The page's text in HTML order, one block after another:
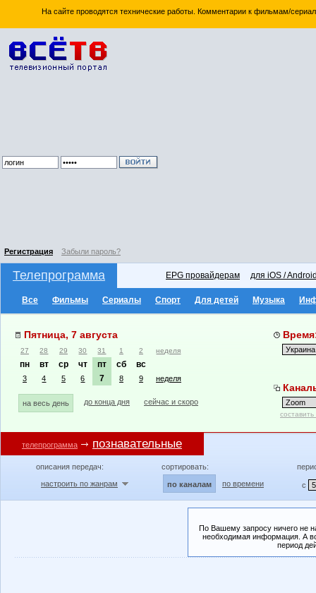
На сайте проводятся технические работы. Комментарии к фильмам/
Регистрация Забыли пароль?
Телепрограмма EPG провайдерам для iOS /
Все Фильмы Сериалы Спорт Для детей Музыка
Пятница, 7 августа
27 28 29 30 31 1 2 неделя
пн вт ср чт пт сб вс
3 4 5 6 7 8 9 неделя
на весь день до конца дня сейчас и скоро
телепрограмма познавательные
описания передач:
настроить по жанрам
сортировать:
по каналам по времени с
По Вашему запросу ничего не
необходимая информация. А
период